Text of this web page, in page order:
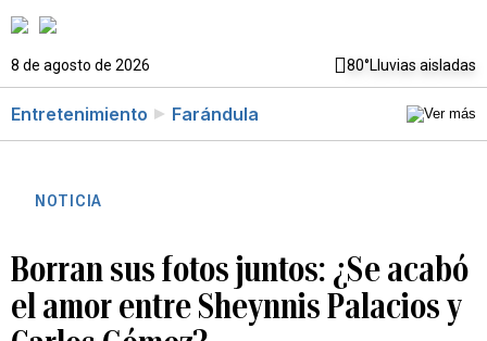
8 de agosto de 2026 80°Lluvias aisladas
Entretenimiento Farándula
NOTICIA
Borran sus fotos juntos: ¿Se acabó
el amor entre Sheynnis Palacios y